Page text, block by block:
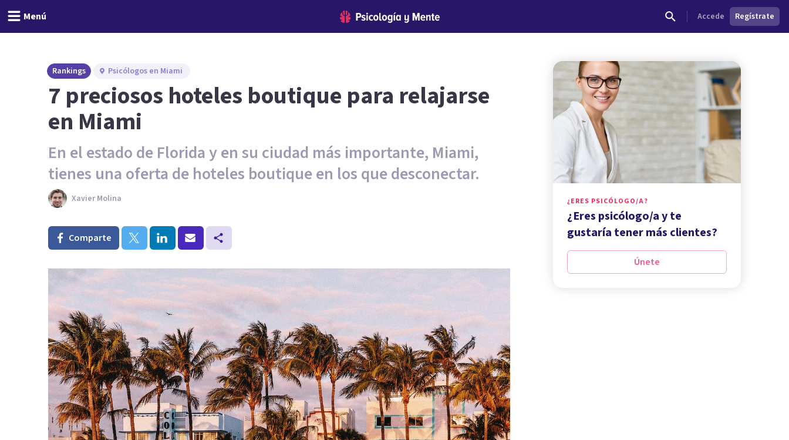
Menú Accede Regístrate
Rankings Psicólogos en Miami
7 preciosos hoteles boutique para relajarse
en Miami
En el estado de Florida y en su ciudad más importante, Miami,
tienes una oferta de hoteles boutique en los que desconectar.
Xavier Molina
Comparte
¿ERES PSICÓLOGO/A?
¿Eres psicólogo/a y te
gustaría tener más clientes?
Únete